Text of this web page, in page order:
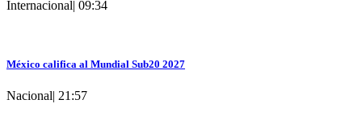
Internacional| 09:34
México califica al Mundial Sub20 2027
Nacional| 21:57